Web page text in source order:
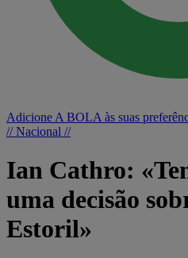
Adicione A BOLA às suas
// Nacional //
Ian Cathro:
uma decisão
Estoril»